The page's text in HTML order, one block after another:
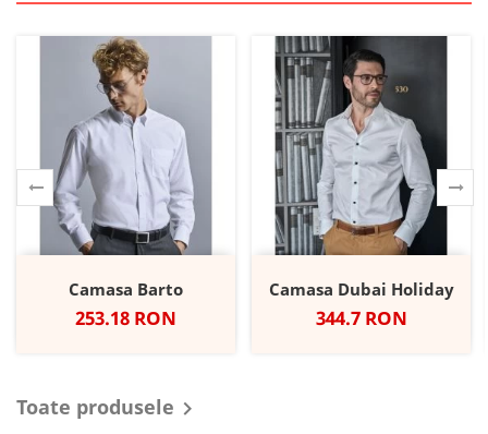
Camasa Barto
Pret
253.18 RON
Camasa Dubai Holiday
Pret
344.7 RON
Toate produsele 